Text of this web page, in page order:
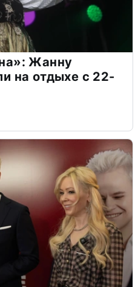
Жанну
на отдыхе с 22-